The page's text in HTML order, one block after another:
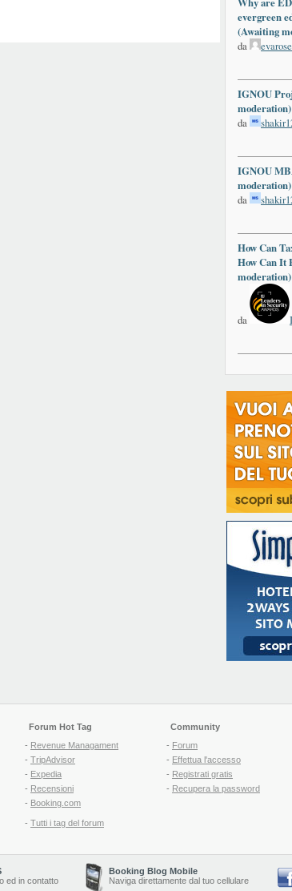
evergreen
(Awaiting
da
IGNOU
moderation)
da
IGNOU
moderation)
da
How Can
How Can It
moderation)
da
Forum Hot Tag
- Revenue Managament
- TripAdvisor
- Expedia
- Recensioni
- Booking.com
- Tutti i tag del forum
Community
- Forum
- Effettua l'accesso
- Registrati gratis
- Recupera la password
ed in contatto
Booking Blog Mobile
Naviga direttamente dal tuo cellulare